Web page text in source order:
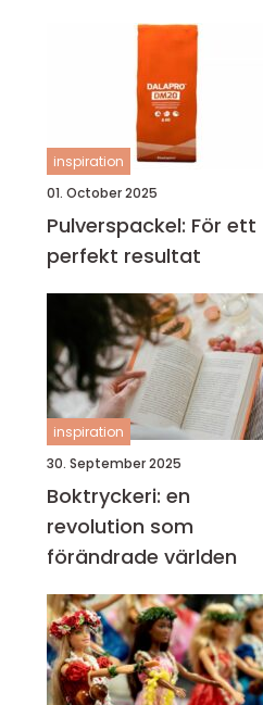
inspiration
01. October 2025
Pulverspackel: För ett
perfekt resultat
inspiration
30. September 2025
Boktryckeri: en
revolution som
förändrade världen